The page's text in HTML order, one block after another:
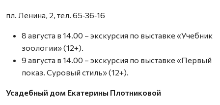
пл. Ленина, 2, тел. 65‑36‑16
8 августа в 14.00 – экскурсия по выставке «Учебник
зоологии» (12+).
9 августа в 14.00 – экскурсия по выставке «Первый
показ. Суровый стиль» (12+).
Усадебный дом Екатерины Плотниковой